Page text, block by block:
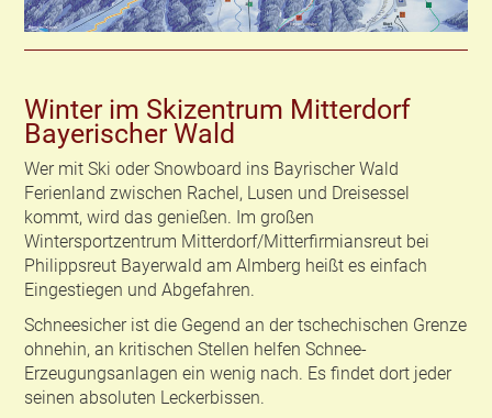
Winter im Skizentrum Mitterdorf
Bayerischer Wald
Wer mit Ski oder Snowboard ins Bayrischer Wald
Ferienland zwischen Rachel, Lusen und Dreisessel
kommt, wird das genießen. Im großen
Wintersportzentrum Mitterdorf/Mitterfirmiansreut bei
Philippsreut Bayerwald am Almberg heißt es einfach
Eingestiegen und Abgefahren.
Schneesicher ist die Gegend an der tschechischen Grenze
ohnehin, an kritischen Stellen helfen Schnee-
Erzeugungsanlagen ein wenig nach. Es findet dort jeder
seinen absoluten Leckerbissen.